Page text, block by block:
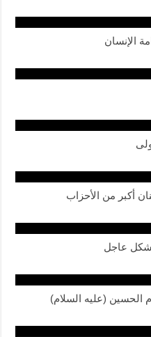
الإنسان
أكبر من الأحزاب
عاجل
الحسين (عليه السلام)